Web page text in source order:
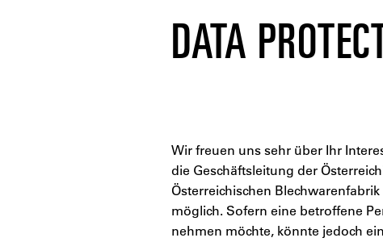
DATA
Wir freuen uns sehr über Ihr
die Geschäftsleitung der
Österreichischen
möglich. Sofern eine betroffene
nehmen möchte, könnte jedoch